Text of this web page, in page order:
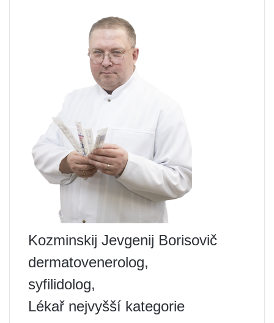
Kozminskij Jevgenij Borisovič
dermatovenerolog,
syfilidolog,
Lékař nejvyšší kategorie